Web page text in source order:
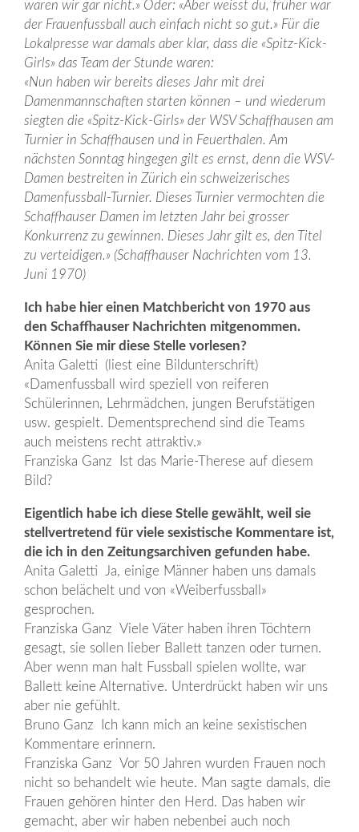
waren wir gar nicht.» Oder: «Aber weisst du, früher war
der Frauenfussball auch einfach nicht so gut.» Für die
Lokalpresse war damals aber klar, dass die «Spitz-Kick-
Girls» das Team der Stunde waren:
«Nun haben wir bereits dieses Jahr mit drei
Damenmannschaften starten können – und wiederum
siegten die «Spitz-Kick-Girls» der WSV Schaffhausen am
Turnier in Schaffhausen und in Feuerthalen. Am
nächsten Sonntag hingegen gilt es ernst, denn die WSV-
Damen bestreiten in Zürich ein schweizerisches
Damenfussball-Turnier. Dieses Turnier vermochten die
Schaffhauser Damen im letzten Jahr bei grosser
Konkurrenz zu gewinnen. Dieses Jahr gilt es, den Titel
zu verteidigen.» (Schaffhauser Nachrichten vom 13.
Juni 1970)
Ich habe hier einen Matchbericht von 1970 aus
den Schaffhauser Nachrichten mitgenommen.
Können Sie mir diese Stelle vorlesen?
Anita Galetti (liest eine Bildunterschrift)
«Damenfussball wird speziell von reiferen
Schülerinnen, Lehrmädchen, jungen Berufstätigen
usw. gespielt. Dementsprechend sind die Teams
auch meistens recht attraktiv.»
Franziska Ganz Ist das Marie-Therese auf diesem
Bild?
Eigentlich habe ich diese Stelle gewählt, weil sie
stellvertretend für viele sexistische Kommentare ist,
die ich in den Zeitungsarchiven gefunden habe.
Anita Galetti Ja, einige Männer haben uns damals
schon belächelt und von «Weiberfussball»
gesprochen.
Franziska Ganz Viele Väter haben ihren Töchtern
gesagt, sie sollen lieber Ballett tanzen oder turnen.
Aber wenn man halt Fussball spielen wollte, war
Ballett keine Alternative. Unterdrückt haben wir uns
aber nie gefühlt.
Bruno Ganz Ich kann mich an keine sexistischen
Kommentare erinnern.
Franziska Ganz Vor 50 Jahren wurden Frauen noch
nicht so behandelt wie heute. Man sagte damals, die
Frauen gehören hinter den Herd. Das haben wir
gemacht, aber wir haben nebenbei auch noch